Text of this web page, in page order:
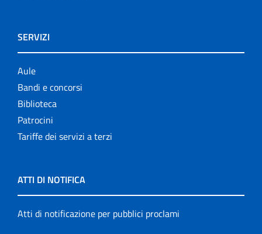
SERVIZI
Aule
Bandi e concorsi
Biblioteca
Patrocini
Tariffe dei servizi a terzi
ATTI DI NOTIFICA
Atti di notificazione per pubblici proclami